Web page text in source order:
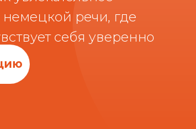
речи, где
себя уверенно